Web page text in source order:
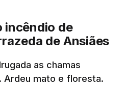
ESTÁ NESTE
incêndio de
de Ansiães
as chamas
Ardeu mato e floresta.